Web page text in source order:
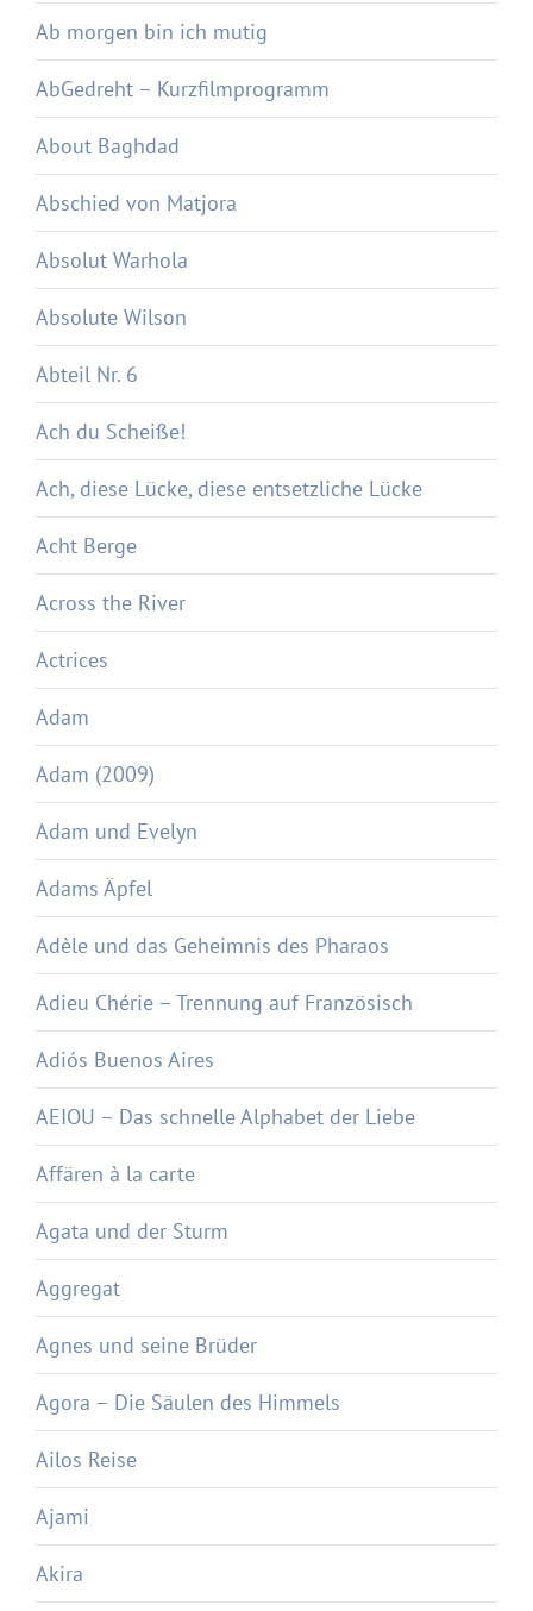
Ab morgen bin ich mutig
AbGedreht – Kurzfilmprogramm
About Baghdad
Abschied von Matjora
Absolut Warhola
Absolute Wilson
Abteil Nr. 6
Ach du Scheiße!
Ach, diese Lücke, diese entsetzliche Lücke
Acht Berge
Across the River
Actrices
Adam
Adam (2009)
Adam und Evelyn
Adams Äpfel
Adèle und das Geheimnis des Pharaos
Adieu Chérie – Trennung auf Französisch
Adiós Buenos Aires
AEIOU – Das schnelle Alphabet der Liebe
Affären à la carte
Agata und der Sturm
Aggregat
Agnes und seine Brüder
Agora – Die Säulen des Himmels
Ailos Reise
Ajami
Akira